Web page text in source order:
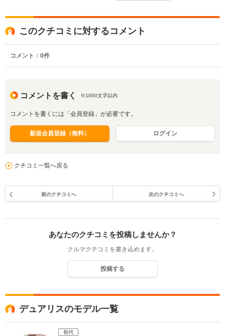
このクチコミに対するコメント
コメント： 0件
コメントを書く ※1000文字以内
コメントを書くには「会員登録」が必要です。
新規会員登録（無料） ログイン
クチコミ一覧へ戻る
前のクチコミへ 次のクチコミへ
あなたのクチコミを投稿しませんか？
クルマクチコミを書き込めます。
投稿する
デュアリスのモデル一覧
初代